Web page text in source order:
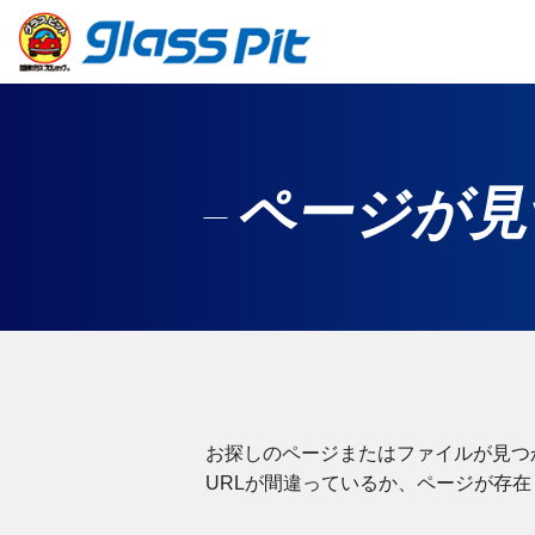
ページが
お探しのページまたはファイルが見
URLが間違っているか、ページが存